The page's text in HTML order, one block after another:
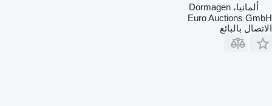
ألمانيا، Dormagen
Euro Auctions GmbH
الاتصال بالبائع